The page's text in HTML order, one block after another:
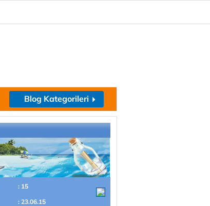
Blog Kategorileri
: 15
: 23.06.15